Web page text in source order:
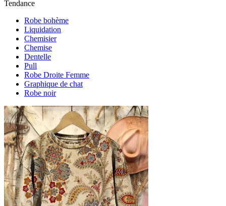
Tendance
Robe bohème
Liquidation
Chemisier
Chemise
Dentelle
Pull
Robe Droite Femme
Graphique de chat
Robe noir